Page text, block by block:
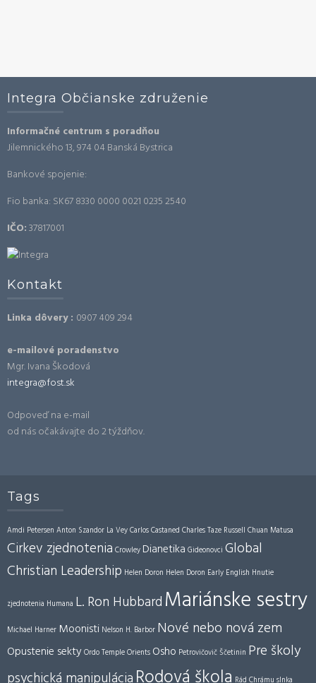
Integra Občianske združenie
Informačné centrum s poradňou
Jilemnického 13, 974 04 Banská Bystrica
Bankové spojenie:
Fio banka: SK67 8330 0000 0021 0235 2540
IČO:37817001
Kontakt
Linka dôvery : 0907 409 294
e-mailové poradenstvo
Mgr. Ivana Škodová
integra@fost.sk
Odpoveď na e-mail
od nás očakávajte do 2 týždňov.
Tags
Amdi Petersen Anton Szandor La VeyCarlos Castaned Charles Taze Russell Chuan Matusa
Cirkev zjednotenia Crowley Dianetika Gideonovci Global
Christian Leadership Helen Doron Helen Doron Early English Hnutie
zjednotenia Humana L. Ron HubbardMariánske sestry
Michael Harner Moonisti Nelson H. Barbor Nové nebo nová zem
Opustenie sektyOrdo Temple Orients Osho Petrovičovič Ščetinin Pre školy
Rád Chrámu slnka